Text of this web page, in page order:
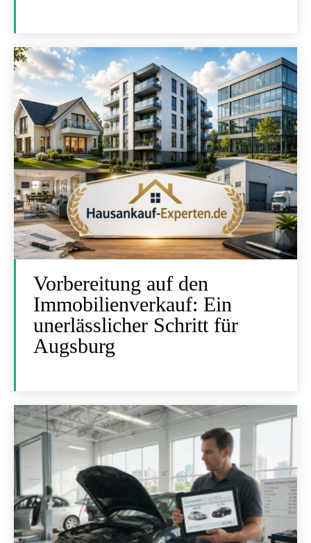
Vorbereitung auf den
Immobilienverkauf: Ein
unerlässlicher Schritt für
Augsburg